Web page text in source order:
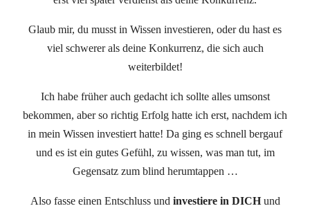
Glaub mir, du musst in Wissen investieren, oder du hast es
viel schwerer als deine Konkurrenz, die sich auch
weiterbildet!
Ich habe früher auch gedacht ich sollte alles umsonst
bekommen, aber so richtig Erfolg hatte ich erst, nachdem ich
in mein Wissen investiert hatte! Da ging es schnell bergauf
und es ist ein gutes Gefühl, zu wissen, was man tut, im
Gegensatz zum blind herumtappen …
Also fasse einen Entschluss und investiere in DICHund